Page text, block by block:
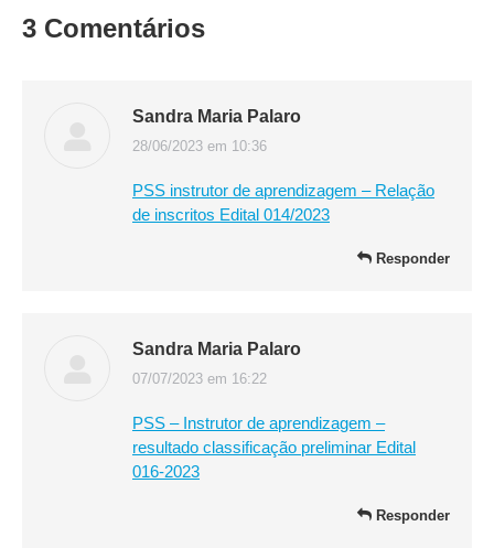
3 Comentários
Sandra Maria Palaro
disse:
28/06/2023 em 10:36
PSS instrutor de aprendizagem – Relação
de inscritos Edital 014/2023
Responder
Sandra Maria Palaro
disse:
07/07/2023 em 16:22
PSS – Instrutor de aprendizagem –
resultado classificação preliminar Edital
016-2023
Responder